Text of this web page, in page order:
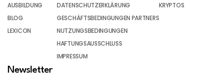
AUSBILDUNG
BLOG
LEXICON
DATENSCHUTZERKLÄRUNG
GESCHÄFTSBEDINGUNGEN PARTNERS
NUTZUNGSBEDINGUNGEN
HAFTUNGSAUSSCHLUSS
IMPRESSUM
KRYPTOS
Newsletter